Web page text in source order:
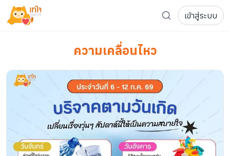
รู้จักเทใจ
ความเคลื่อนไหว
ผู้บริจาค
FAQ ผู้บริจาค
เจ้าของโครงการ
ส่งโครงการ
FAQ เจ้าของโครงการ
เข้าสู่ระบบ
ความเคลื่อนไหว